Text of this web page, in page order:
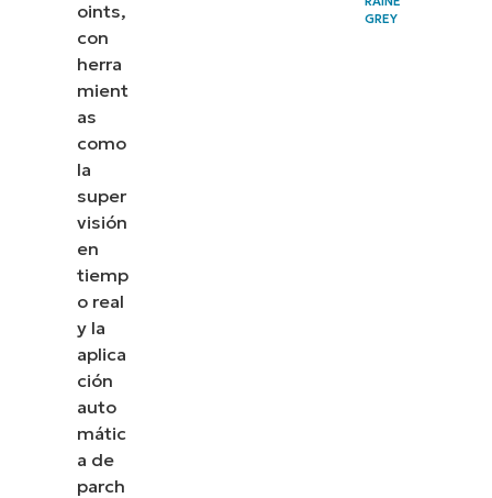
oints,
con
herra
mient
as
como
la
super
visión
en
tiemp
o real
y la
aplica
ción
auto
mátic
a de
parch
GREY